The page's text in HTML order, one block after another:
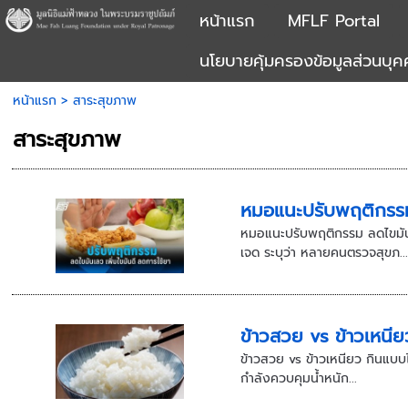
หน้าแรก
MFLF Portal
นโยบายคุ้มครองข้อมูลส่วนบุ
หน้าแรก > สาระสุขภาพ
สาระสุขภาพ
หมอแนะปรับพฤติกร
หมอแนะปรับพฤติกรรม ลดไขมั
เจด ระบุว่า หลายคนตรวจสุขภ...
ข้าวสวย vs ข้าวเหนี
ข้าวสวย vs ข้าวเหนียว กินแบ
กำลังควบคุมน้ำหนัก...